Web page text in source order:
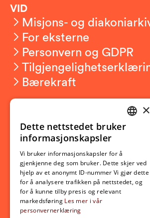
VID
Misjons- og
For eksterne
Personvern og GDPR
Bærekraft
Ny student
Utveksling
Opptak
Lov- og regelverk
Aktuelt
Nyheter
NORWEGIAN
×
Dette nettstedet bruker
informasjonskapsler
Vi bruker informasjonskapsler for å
gjenkjenne deg som bruker. Dette skjer ved
hjelp av et anonymt ID-nummer Vi gjør dette
for å analysere trafikken på nettstedet, og
for å kunne tilby presis og relevant
markedsføring Les mer i vår
personvernerklæring